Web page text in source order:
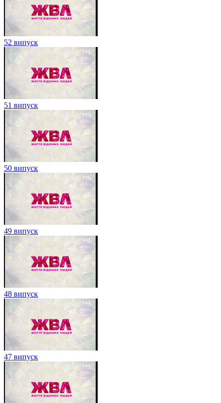
52 випуск
51 випуск
50 випуск
49 випуск
48 випуск
47 випуск